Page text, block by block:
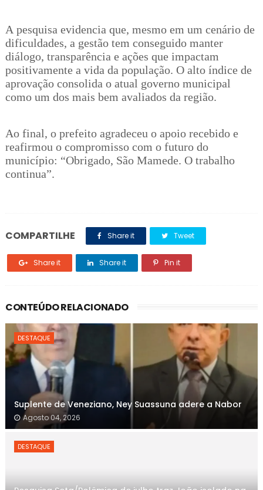
A pesquisa evidencia que, mesmo em um cenário de
dificuldades, a gestão tem conseguido manter
diálogo, transparência e ações que impactam
positivamente a vida da população. O alto índice de
aprovação consolida o atual governo municipal
como um dos mais bem avaliados da região.
Ao final, o prefeito agradeceu o apoio recebido e
reafirmou o compromisso com o futuro do
município: “Obrigado, São Mamede. O trabalho
continua”.
COMPARTILHE Share it Tweet
Share it Share it Pin it
CONTEÚDO RELACIONADO
DESTAQUE
Suplente de Veneziano, Ney Suassuna adere a Nabor
Agosto 04, 2026
DESTAQUE